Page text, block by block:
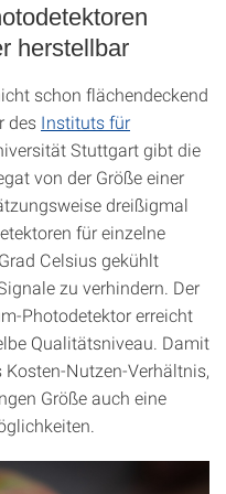
herstellbar
schon flächendeckend
des Instituts für
Stuttgart gibt die
von der Größe einer
dreißigmal
für einzelne
Celsius gekühlt
zu verhindern. Der
Photodetektor erreicht
Qualitätsniveau. Damit
Nutzen-Verhältnis,
Größe auch eine